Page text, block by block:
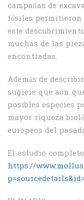
campañas de
fósiles
este
muchas de las
encontradas.
Además de
sugiere que aún
posibles especies
mayor riqueza
europeos del
El estudio
https://